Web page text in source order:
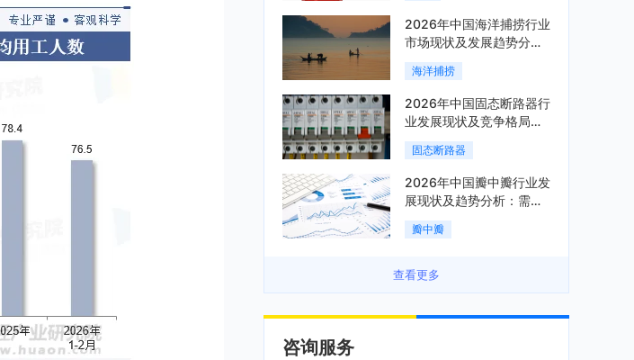
2026年中国海洋捕捞行业
市场现状及发展趋势分
析：科技赋能与智能化转
型加速「图」
海洋捕捞
2026年中国固态断路器行
业发展现状及竞争格局分
析：国际巨头领跑技术，
国内企业加速追赶「图」
固态断路器
2026年中国瓣中瓣行业发
展现状及趋势分析：需求
可持续释放，市场发展前
景良好「图」
瓣中瓣
查看更多
咨询服务